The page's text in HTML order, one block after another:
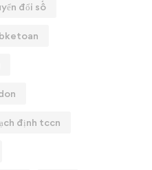
đổi số
định tccn